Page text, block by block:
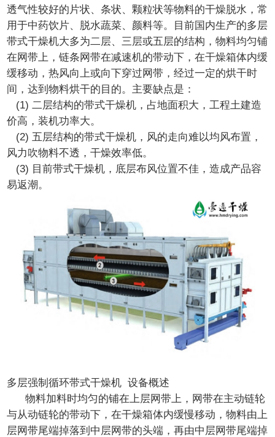
透气性较好的片状、条状、颗粒状等物料的干燥脱水，常
用于中药饮片、脱水蔬菜、颜料等。目前国内生产的多层
带式干燥机大多为二层、三层或五层的结构，物料均匀铺
在网带上，链条网带在减速机的带动下，在干燥箱体内缓
缓移动，热风向上或向下穿过网带，经过一定的烘干时
间，达到物料烘干的目的。主要缺点是：
(1) 二层结构的带式干燥机，占地面积大，工程土建造
价高，装机功率大。
(2) 五层结构的带式干燥机，风的走向难以均风布置，
风力吹物料不透，干燥效率低。
(3) 目前带式干燥机，底层布风位置不佳，造成产品容
易返潮。
多层强制循环带式干燥机 设备概述
物料加料时均匀的铺在上层网带上，网带在主动链轮
与从动链轮的带动下，在干燥箱体内缓慢移动，物料由上
层网带尾端掉落到中层网带的头端，再由中层网带尾端掉